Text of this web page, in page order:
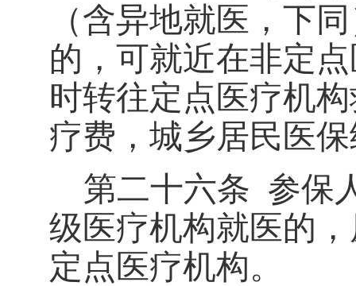
（含异地就医，下
的，可就近在非定
时转往定点医疗机
疗费，城乡居民医
第二十六条 参保
级医疗机构就医的
定点医疗机构。